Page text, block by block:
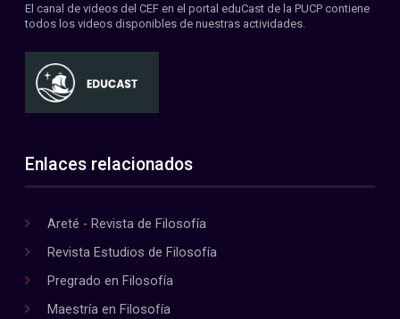
El canal de videos del CEF en el portal eduCast de la PUCP contiene
todos los videos disponibles de nuestras actividades.
Enlaces relacionados
Areté - Revista de Filosofía
Revista Estudios de Filosofía
Pregrado en Filosofía
Maestría en Filosofía